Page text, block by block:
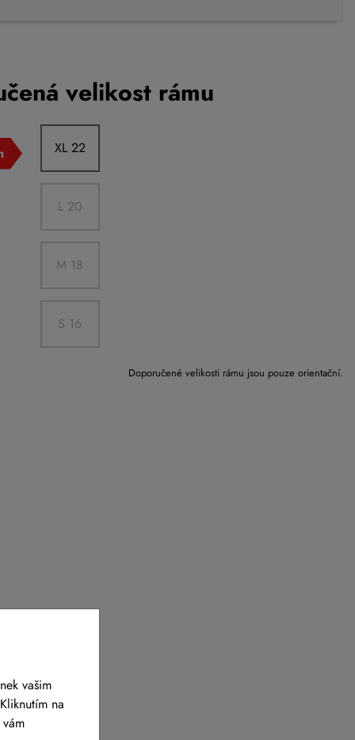
velikost rámu
XL 22
L 20
M 18
S 16
Doporučené velikosti rámu jsou pouze orientační.
vašim
na